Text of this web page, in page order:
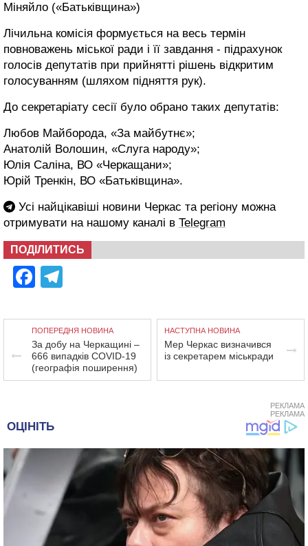
Міняйло («Батьківщина»)
Лічильна комісія формується на весь термін
повноважень міської ради і її завдання - підрахунок
голосів депутатів при прийнятті рішень відкритим
голосуванням (шляхом підняття рук).
До секретаріату сесії було обрано таких депутатів:
Любов Майборода, «За майбутнє»;
Анатолій Волошин, «Слуга народу»;
Юлія Саліна, ВО «Черкащани»;
Юрій Тренкін, ВО «Батьківщина».
Усі найцікавіші новини Черкас та регіону можна
отримувати на нашому каналі в Telegram
ПОДІЛИТИСЬ
Facebook
ПОПЕРЕДНЯ НОВИНА
За добу на Черкащині –
666 випадків COVID-19
(географія поширення)
НАСТУПНА НОВИНА
Мер Черкас визначився
із секретарем міськради
РЕКЛАМА
РЕКЛАМА